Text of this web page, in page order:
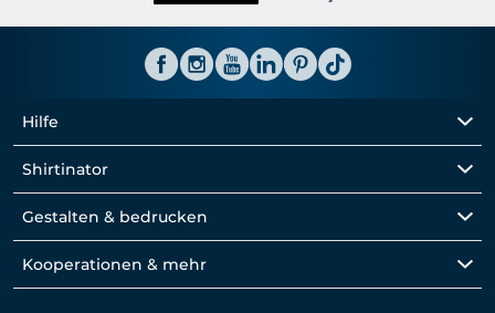
Hilfe
Shirtinator
Gestalten & bedrucken
Kooperationen & mehr